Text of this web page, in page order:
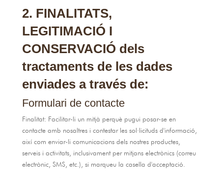
2. FINALITATS,
LEGITIMACIÓ I
CONSERVACIÓ dels
tractaments de les dades
enviades a través de:
Formulari de contacte
Finalitat: Facilitar-li un mitjà perquè pugui posar-se en
contacte amb nosaltres i contestar les sol·licituds d'informació,
així com enviar-li comunicacions dels nostres productes,
serveis i activitats, inclusivament per mitjans electrònics (correu
electrònic, SMS, etc.), si marqueu la casella d'acceptació.